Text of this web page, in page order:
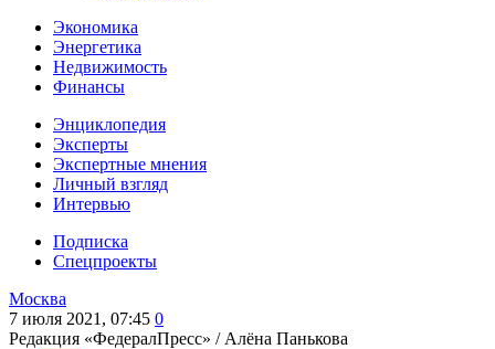
Экономика
Энергетика
Недвижимость
Финансы
Энциклопедия
Эксперты
Экспертные мнения
Личный взгляд
Интервью
Подписка
Спецпроекты
Москва
7 июля 2021, 07:45 0
Редакция «ФедералПресс» / Алёна Панькова